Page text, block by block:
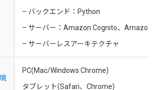
– バックエンド：Python
– サーバー：Amazon Cognito、Amazon
– サーバーレスアーキテクチャ
PC(Mac/Windows Chrome)
タブレット(Safari、Chrome)